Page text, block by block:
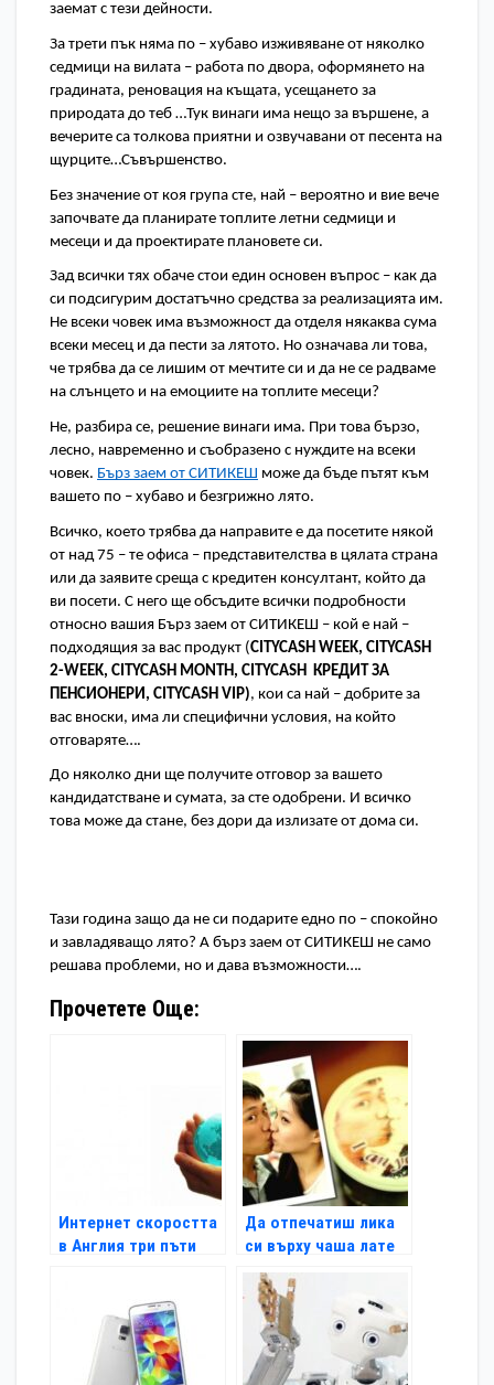
заемат с тези дейности.
За трети пък няма по – хубаво изживяване от няколко
седмици на вилата – работа по двора, оформянето на
градината, реновация на къщата, усещането за
природата до теб …Тук винаги има нещо за вършене, а
вечерите са толкова приятни и озвучавани от песента на
щурците…Съвършенство.
Без значение от коя група сте, най – вероятно и вие вече
започвате да планирате топлите летни седмици и
месеци и да проектирате плановете си.
Зад всички тях обаче стои един основен въпрос – как да
си подсигурим достатъчно средства за реализацията им.
Не всеки човек има възможност да отделя някаква сума
всеки месец и да пести за лятото. Но означава ли това,
че трябва да се лишим от мечтите си и да не се радваме
на слънцето и на емоциите на топлите месеци?
Не, разбира се, решение винаги има. При това бързо,
лесно, навременно и съобразено с нуждите на всеки
човек. Бърз заем от СИТИКЕШ може да бъде пътят към
вашето по – хубаво и безгрижно лято.
Всичко, което трябва да направите е да посетите някой
от над 75 – те офиса – представителства в цялата страна
или да заявите среща с кредитен консултант, който да
ви посети. С него ще обсъдите всички подробности
относно вашия Бърз заем от СИТИКЕШ – кой е най –
подходящия за вас продукт (CITYCASH WEEK, CITYCASH
2-WEEK, CITYCASH MONTH, CITYCASH  КРЕДИТ ЗА
ПЕНСИОНЕРИ, CITYCASH VIP), кои са най – добрите за
вас вноски, има ли специфични условия, на който
отговаряте….
До няколко дни ще получите отговор за вашето
кандидатстване и сумата, за сте одобрени. И всичко
това може да стане, без дори да излизате от дома си.
Тази година защо да не си подарите едно по – спокойно
и завладяващо лято? А бърз заем от СИТИКЕШ не само
решава проблеми, но и дава възможности….
Прочетете Още:
Интернет скоростта
в Англия три пъти
Да отпечатиш лика
си върху чаша лате